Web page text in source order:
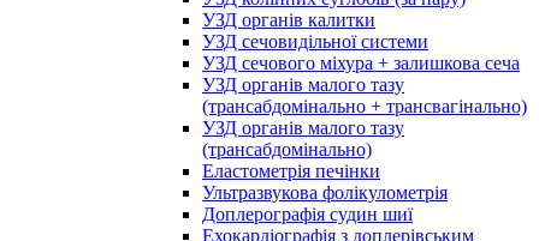
УЗД органів калитки
УЗД сечовидільної системи
УЗД сечового міхура + залишкова сеча
УЗД органів малого тазу
(трансабдомінально + трансвагінально)
УЗД органів малого тазу
(трансабдомінально)
Еластометрія печінки
Ультразвукова фолікулометрія
Доплерографія судин шиї
Ехокардіографія з доплерівським